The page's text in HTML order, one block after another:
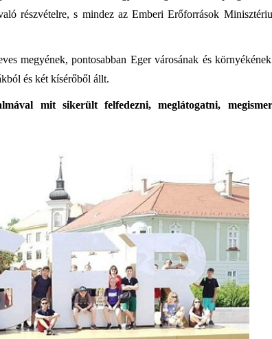
részvételre, s mindez az Emberi Erőforrások
megyének, pontosabban Eger városának és
és kétkísérőből állt.
mit sikerült felfedezni, meglátogatni,